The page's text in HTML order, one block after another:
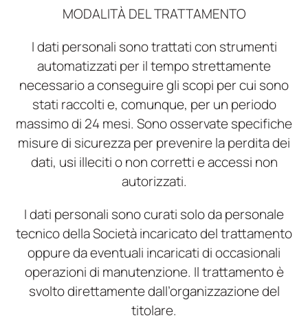
MODALITÀ DEL TRATTAMENTO
I dati personali sono trattati con strumenti
automatizzati per il tempo strettamente
necessario a conseguire gli scopi per cui sono
stati raccolti e, comunque, per un periodo
massimo di 24 mesi. Sono osservate specifiche
misure di sicurezza per prevenire la perdita dei
dati, usi illeciti o non corretti e accessi non
autorizzati.
I dati personali sono curati solo da personale
tecnico della Società incaricato del trattamento
oppure da eventuali incaricati di occasionali
operazioni di manutenzione. Il trattamento è
svolto direttamente dall’organizzazione del
titolare.